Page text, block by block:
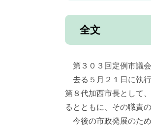
全文
第３０３回定例市議会
去る５月２１日に執行
第８代加西市長として
るとともに、その職責
今後の市政発展のた